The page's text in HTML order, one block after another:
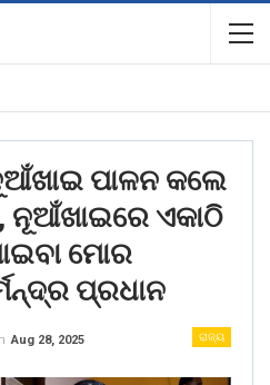
ପାଳନ କଲେ
ନୂଆଁଖାଇରେ ଏକାଠି
ମୋର
ପ୍ରଧାନ
ରାଜ୍ୟ
Aug 28, 2025